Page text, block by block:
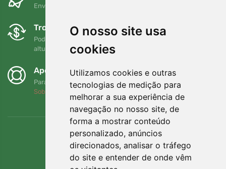
O nosso site usa
cookies
Utilizamos cookies e outras
tecnologias de medição para
melhorar a sua experiência de
navegação no nosso site, de
forma a mostrar conteúdo
personalizado, anúncios
direcionados, analisar o tráfego
do site e entender de onde vêm
Envio gratuito para encomendas superiores a 80 EUR
Trocas e devoluções gratuitas
Pode devolver ou trocar a sua encomenda em qualquer
altura no prazo de 90 dias
Apoiamos a Trees.org
Para cada encomenda plantamos uma árvore! Leia mais
Sobre nós